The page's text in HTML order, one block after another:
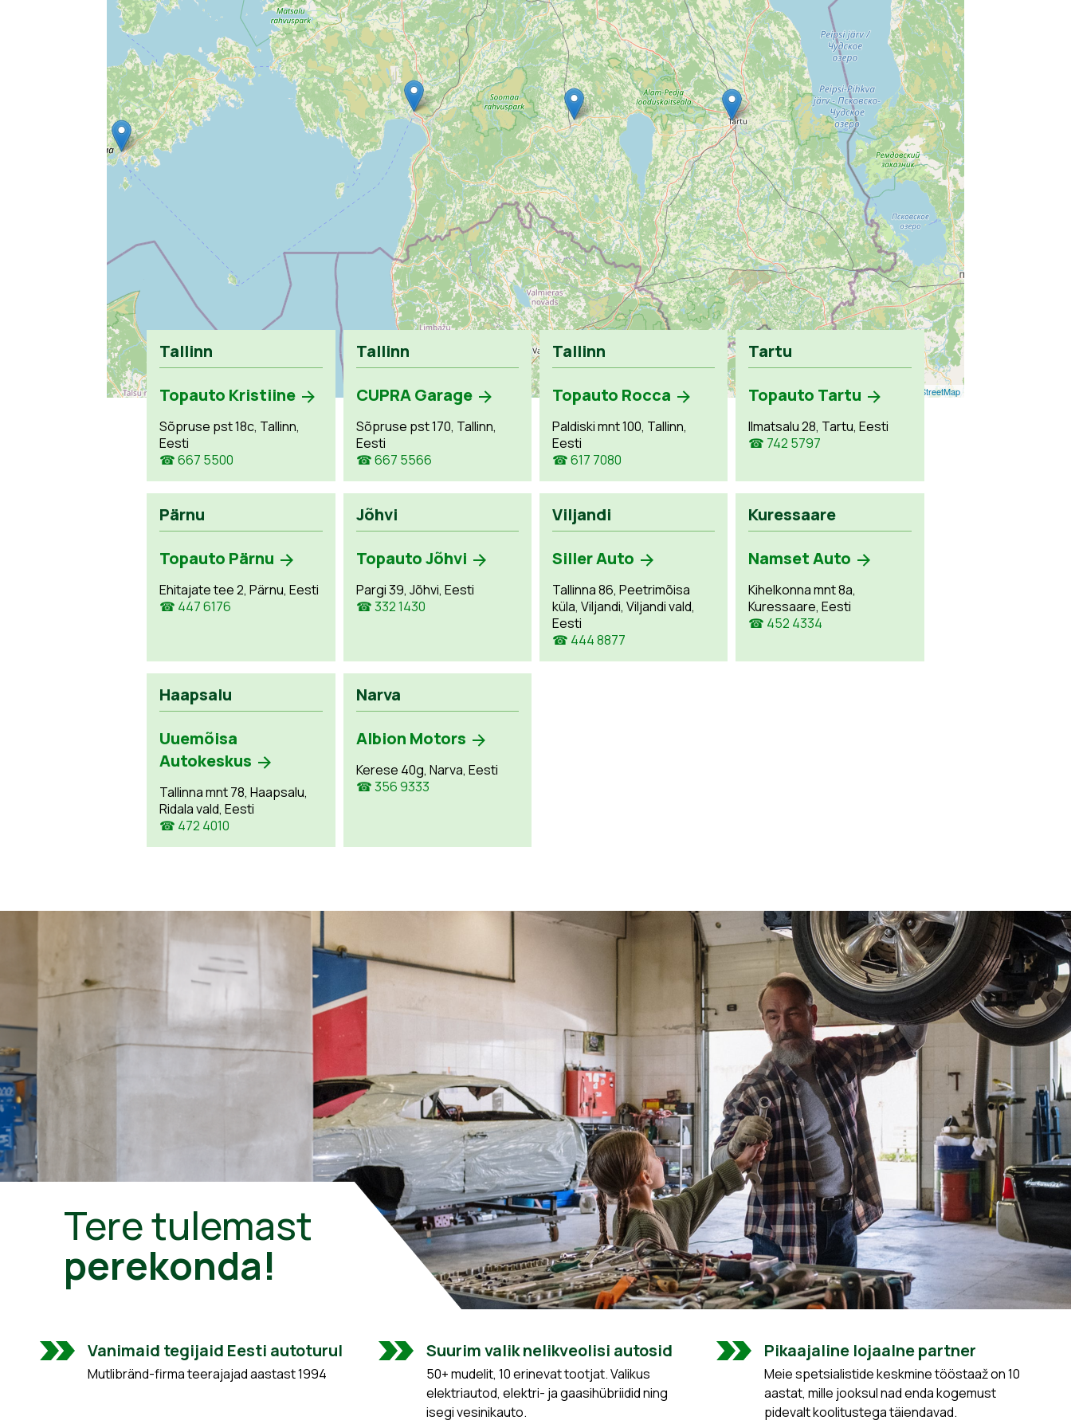
Leaflet OpenStreetMap
Tallinn
Topauto Kristiine
Sõpruse pst 18c, Tallinn,
Eesti
☎ 667 5500
Tallinn
CUPRA Garage
Sõpruse pst 170, Tallinn,
Eesti
☎ 667 5566
Tallinn
Topauto Rocca
Paldiski mnt 100, Tallinn,
Eesti
☎ 617 7080
Tartu
Topauto Tartu
Ilmatsalu 28, Tartu, Eesti
☎ 742 5797
Pärnu
Topauto Pärnu
Ehitajate tee 2, Pärnu, Eesti
☎ 447 6176
Jõhvi
Topauto Jõhvi
Pargi 39, Jõhvi, Eesti
☎ 332 1430
Viljandi
Siller Auto
Tallinna 86, Peetrimõisa
küla, Viljandi, Viljandi vald,
Eesti
☎ 444 8877
Kuressaare
Namset Auto
Kihelkonna mnt 8a,
Kuressaare, Eesti
☎ 452 4334
Haapsalu
Uuemõisa
Autokeskus
Tallinna mnt 78, Haapsalu,
Ridala vald, Eesti
☎ 472 4010
Narva
Albion Motors
Kerese 40g, Narva, Eesti
☎ 356 9333
Tere tulemast
perekonda!
Vanimaid tegijaid Eesti autoturul
Mutlibränd-firma teerajajad aastast 1994
Suurim valik nelikveolisi autosid
50+ mudelit, 10 erinevat tootjat. Valikus
elektriautod, elektri- ja gaasihübriidid ning
isegi vesinikauto.
Pikaajaline lojaalne partner
Meie spetsialistide keskmine tööstaaž on 10
aastat, mille jooksul nad enda kogemust
pidevalt koolitustega täiendavad.